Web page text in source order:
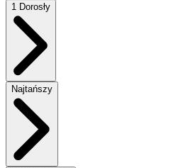
1 Dorosły
Najtańszy